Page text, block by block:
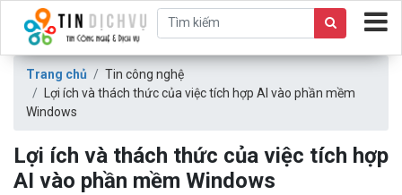
Trang chủ
Tin công nghệ
Lợi ích và thách thức của việc tích hợp AI vào phần mềm
Windows
Lợi ích và thách thức của việc tích hợp
AI vào phần mềm Windows